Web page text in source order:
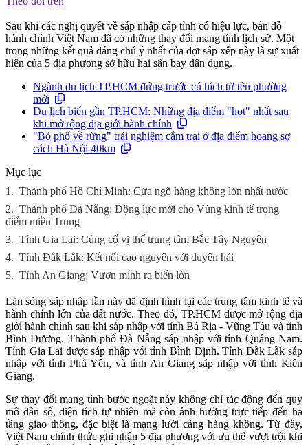
Sau khi các nghị quyết về sáp nhập cấp tỉnh có hiệu lực, bản đồ
hành chính Việt Nam đã có những thay đổi mang tính lịch sử. Một
trong những kết quả đáng chú ý nhất của đợt sắp xếp này là sự xuất
hiện của 5 địa phương sở hữu hai sân bay dân dụng.
Ngành du lịch TP.HCM đứng trước cú hích từ tên phường
mới
Du lịch biển gần TP.HCM: Những địa điểm "hot" nhất sau
khi mở rộng địa giới hành chính
"Bỏ phố về rừng" trải nghiệm cắm trại ở địa điểm hoang sơ
cách Hà Nội 40km
Mục lục
1. Thành phố Hồ Chí Minh: Cửa ngõ hàng không lớn nhất nước
2. Thành phố Đà Nẵng: Động lực mới cho Vùng kinh tế trọng
điểm miền Trung
3. Tỉnh Gia Lai: Củng cố vị thế trung tâm Bắc Tây Nguyên
4. Tỉnh Đắk Lắk: Kết nối cao nguyên với duyên hải
5. Tỉnh An Giang: Vươn mình ra biển lớn
Làn sóng sáp nhập lần này đã định hình lại các trung tâm kinh tế và
hành chính lớn của đất nước. Theo đó, TP.HCM được mở rộng địa
giới hành chính sau khi sáp nhập với tỉnh Bà Rịa - Vũng Tàu và tỉnh
Bình Dương. Thành phố Đà Nẵng sáp nhập với tỉnh Quảng Nam.
Tỉnh Gia Lai được sáp nhập với tỉnh Bình Định. Tỉnh Đắk Lắk sáp
nhập với tỉnh Phú Yên, và tỉnh An Giang sáp nhập với tỉnh Kiên
Giang.
Sự thay đổi mang tính bước ngoặt này không chỉ tác động đến quy
mô dân số, diện tích tự nhiên mà còn ảnh hưởng trực tiếp đến hạ
tầng giao thông, đặc biệt là mạng lưới cảng hàng không. Từ đây,
Việt Nam chính thức ghi nhận 5 địa phương với ưu thế vượt trội khi